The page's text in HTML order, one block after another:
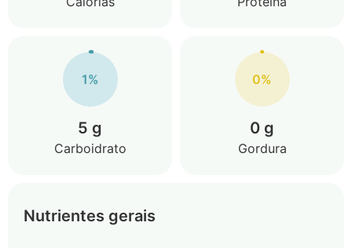
1%
5 g
Carboidrato
0%
0 g
Gordura
Nutrientes gerais